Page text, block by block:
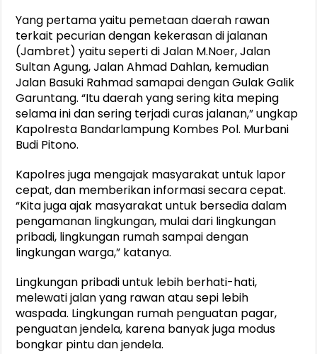
Yang pertama yaitu pemetaan daerah rawan
terkait pecurian dengan kekerasan di jalanan
(Jambret) yaitu seperti di Jalan M.Noer, Jalan
Sultan Agung, Jalan Ahmad Dahlan, kemudian
Jalan Basuki Rahmad samapai dengan Gulak Galik
Garuntang. “Itu daerah yang sering kita meping
selama ini dan sering terjadi curas jalanan,” ungkap
Kapolresta Bandarlampung Kombes Pol. Murbani
Budi Pitono.
Kapolres juga mengajak masyarakat untuk lapor
cepat, dan memberikan informasi secara cepat.
“Kita juga ajak masyarakat untuk bersedia dalam
pengamanan lingkungan, mulai dari lingkungan
pribadi, lingkungan rumah sampai dengan
lingkungan warga,” katanya.
Lingkungan pribadi untuk lebih berhati-hati,
melewati jalan yang rawan atau sepi lebih
waspada. Lingkungan rumah penguatan pagar,
penguatan jendela, karena banyak juga modus
bongkar pintu dan jendela.